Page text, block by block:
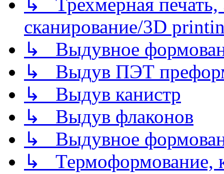
сканирование/3D
↳ Выдувное
↳ Выдув ПЭТ
↳ Выдув канистр
↳ Выдув флаконов
↳ Выдувное
↳ Термоформование,